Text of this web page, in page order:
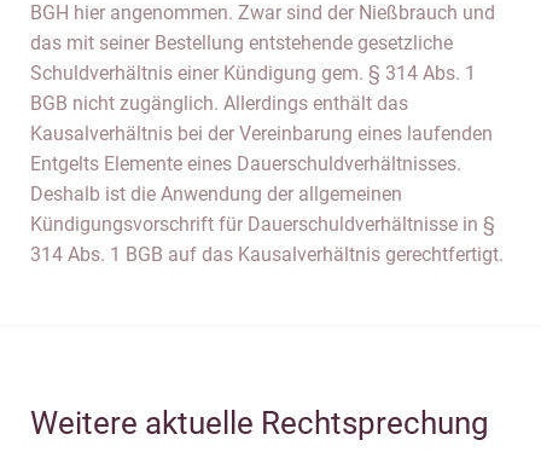
BGH hier angenommen. Zwar sind der Nießbrauch und
das mit seiner Bestellung entstehende gesetzliche
Schuldverhältnis einer Kündigung gem. § 314 Abs. 1
BGB nicht zugänglich. Allerdings enthält das
Kausalverhältnis bei der Vereinbarung eines laufenden
Entgelts Elemente eines Dauerschuldverhältnisses.
Deshalb ist die Anwendung der allgemeinen
Kündigungsvorschrift für Dauerschuldverhältnisse in §
314 Abs. 1 BGB auf das Kausalverhältnis gerechtfertigt.
Weitere aktuelle Rechtsprechung